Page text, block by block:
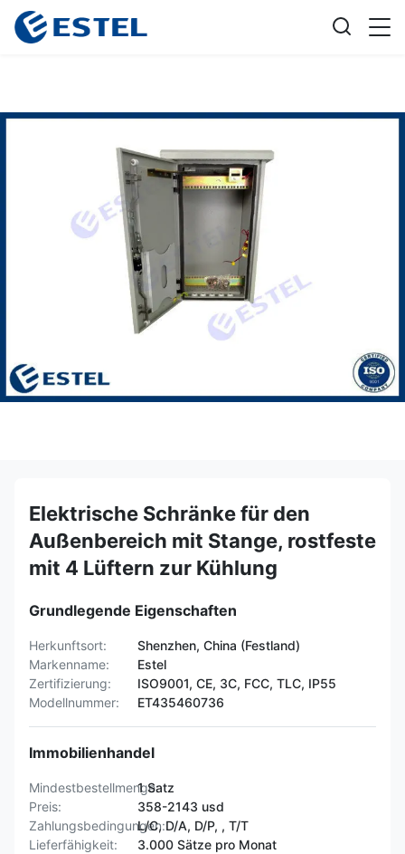
Elektrische Schränke für den
Außenbereich mit Stange, rostfeste
mit 4 Lüftern zur Kühlung
Grundlegende Eigenschaften
Herkunftsort:
Shenzhen, China (Festland)
Markenname:
Estel
Zertifizierung:
ISO9001, CE, 3C, FCC, TLC, IP55
Modellnummer:
ET435460736
Immobilienhandel
Mindestbestellmenge:
1 Satz
Preis:
358-2143 usd
Zahlungsbedingungen:L/C, D/A, D/P, , T/T
Lieferfähigkeit:
3.000 Sätze pro Monat